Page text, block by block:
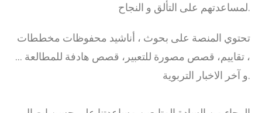
لمساعدتهم على التألق و النجاح.
تحتوي المنصة على بحوث ، أناشيد محفوظات مخططات
، تقاييم، قصص مصورة للتعبير، قصص هادفة للمطالعة …
و آخر الاخبار التربوية.